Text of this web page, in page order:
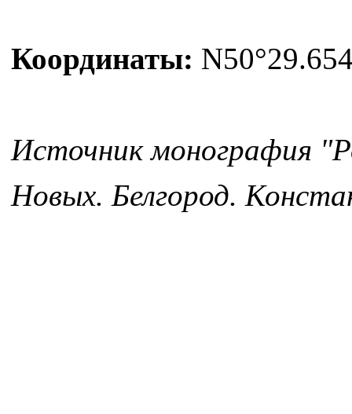
Координаты:
Источник монография
Новых. Белгород.